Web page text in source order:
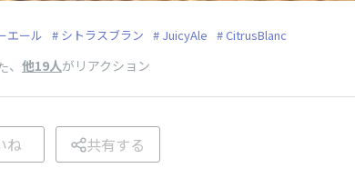
エール シトラスブラン JuicyAle CitrusBlanc
、 他19人がリアクション
ね 共有する